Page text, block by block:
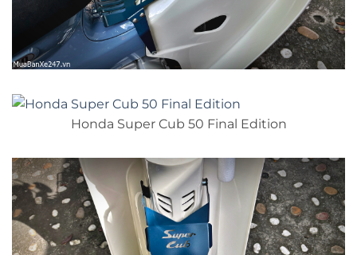
Honda Super Cub 50 Final Edition